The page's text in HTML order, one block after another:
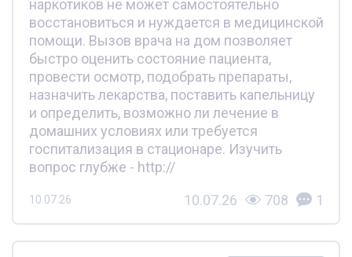
наркотиков не может самостоятельно
восстановиться и нуждается в медицинской
помощи. Вызов врача на дом позволяет
быстро оценить состояние пациента,
провести осмотр, подобрать препараты,
назначить лекарства, поставить капельницу
и определить, возможно ли лечение в
домашних условиях или требуется
госпитализация в стационаре. Изучить
вопрос глубже - http://
10.07.26 10.07.26 708 1